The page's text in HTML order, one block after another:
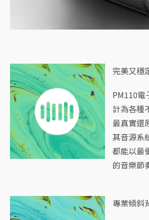
完美又穩
PM110電
計為各種
最真實還
其音源系
都能以最
的音樂節
專業傾斜